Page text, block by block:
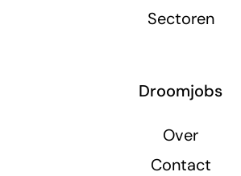
Sectoren
Droomjobs
Over
Contact